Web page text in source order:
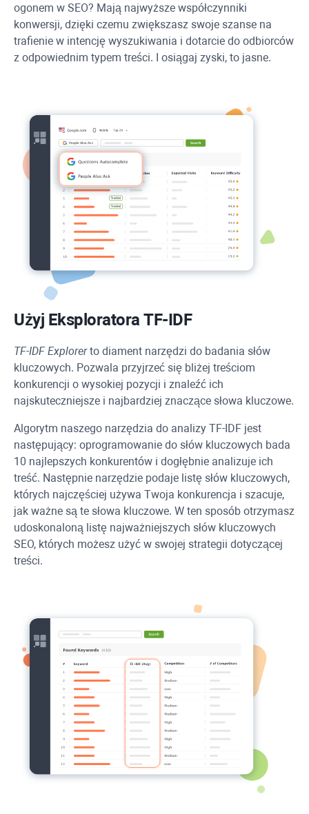
ogonem w SEO? Mają najwyższe współczynniki
konwersji, dzięki czemu zwiększasz swoje szanse na
trafienie w intencję wyszukiwania i dotarcie do odbiorców
z odpowiednim typem treści. I osiągaj zyski, to jasne.
Użyj Eksploratora TF-IDF
TF-IDF Explorerto diament narzędzi do badania słów
kluczowych. Pozwala przyjrzeć się bliżej treściom
konkurencji o wysokiej pozycji i znaleźć ich
najskuteczniejsze i najbardziej znaczące słowa kluczowe.
Algorytm naszego narzędzia do analizy TF-IDF jest
następujący: oprogramowanie do słów kluczowych bada
10 najlepszych konkurentów i dogłębnie analizuje ich
treść. Następnie narzędzie podaje listę słów kluczowych,
których najczęściej używa Twoja konkurencja i szacuje,
jak ważne są te słowa kluczowe. W ten sposób otrzymasz
udoskonaloną listę najważniejszych słów kluczowych
SEO, których możesz użyć w swojej strategii dotyczącej
treści.